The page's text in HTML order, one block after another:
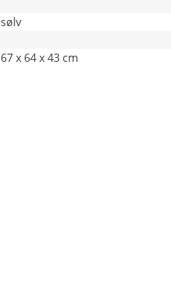
sølv
67 x 64 x 43 cm